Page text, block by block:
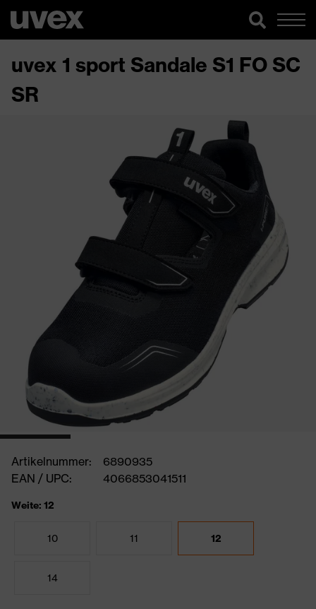
uvex 1 sport Sandale S1 FO SC
SR
Artikelnummer:
6890935
EAN / UPC:
4066853041511
Weite: 12
10 11 12
14